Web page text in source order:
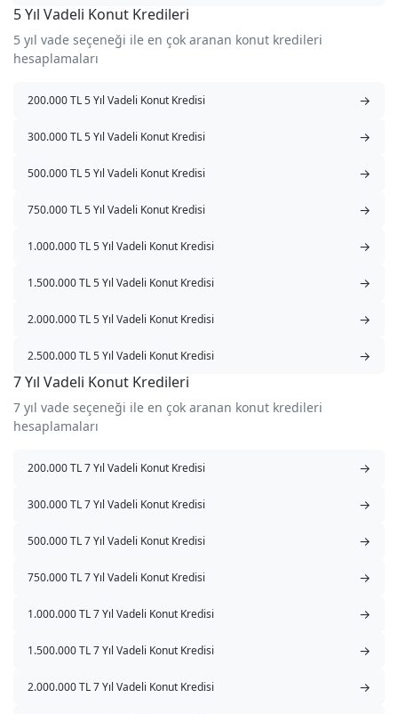
5 Yıl Vadeli Konut Kredileri
5 yıl vade seçeneği ile en çok aranan konut kredileri
hesaplamaları
200.000 TL 5 Yıl Vadeli Konut Kredisi →
300.000 TL 5 Yıl Vadeli Konut Kredisi →
500.000 TL 5 Yıl Vadeli Konut Kredisi →
750.000 TL 5 Yıl Vadeli Konut Kredisi →
1.000.000 TL 5 Yıl Vadeli Konut Kredisi →
1.500.000 TL 5 Yıl Vadeli Konut Kredisi →
2.000.000 TL 5 Yıl Vadeli Konut Kredisi →
2.500.000 TL 5 Yıl Vadeli Konut Kredisi →
7 Yıl Vadeli Konut Kredileri
7 yıl vade seçeneği ile en çok aranan konut kredileri
hesaplamaları
200.000 TL 7 Yıl Vadeli Konut Kredisi →
300.000 TL 7 Yıl Vadeli Konut Kredisi →
500.000 TL 7 Yıl Vadeli Konut Kredisi →
750.000 TL 7 Yıl Vadeli Konut Kredisi →
1.000.000 TL 7 Yıl Vadeli Konut Kredisi →
1.500.000 TL 7 Yıl Vadeli Konut Kredisi →
2.000.000 TL 7 Yıl Vadeli Konut Kredisi →